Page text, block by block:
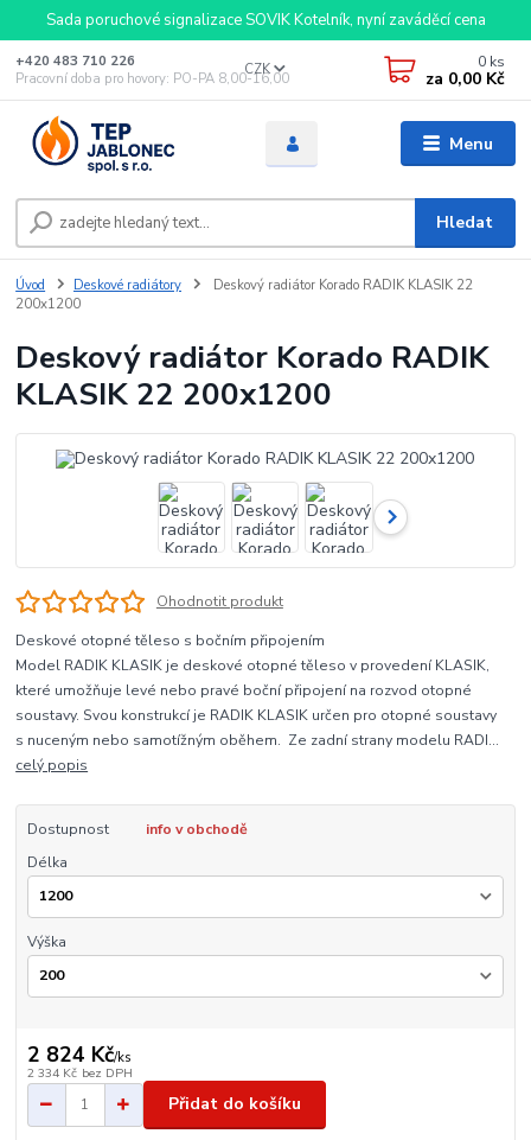
Sada poruchové signalizace SOVIK Kotelník, nyní zaváděcí cena
Menu
CZK
Hledat
+420 483 710 226
Pracovní doba pro hovory: PO-PA 8,00-16,00
0 ks
za 0,00 Kč
Úvod Deskové radiátory
Deskový radiátor Korado RADIK KLASIK 22
200x1200
Deskový radiátor Korado RADIK
KLASIK 22 200x1200
Ohodnotit produkt
Deskové otopné těleso s bočním připojením
Model RADIK KLASIK je deskové otopné těleso v provedení KLASIK,
které umožňuje levé nebo pravé boční připojení na rozvod otopné
soustavy. Svou konstrukcí je RADIK KLASIK určen pro otopné soustavy
s nuceným nebo samotížným oběhem. Ze zadní strany modelu RADI...
celý popis
Dostupnost
info v obchodě
Délka
Výška
2 824 Kč/ks
2 334 Kč bez DPH
Přidat do košíku